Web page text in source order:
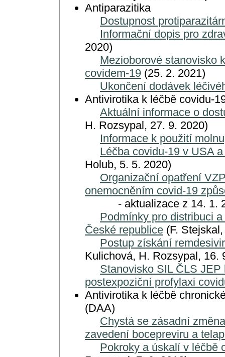
Antiparazitika
Dostupnost
Informační dopis pro
2020)
Mezioborové stanovisko
covidem-19 (25. 2. 2021)
Ukončení dodávek
Antivirotika k léčbě covidu-
Aktuální informace o
H. Rozsypal, 27. 9. 2020)
Informace k použití
Léčba covidu-19 v USA
Holub, 5. 5. 2020)
Organizační opatření
onemocněním covid-19
- aktualizace z 14. 1.
Podmínky pro distribuci
České republice (F.
Postup získání
Kulichová, H. Rozsypal, 16.
Stanovisko SIL ČLS
postexpoziční profylaxi
Antivirotika k léčbě
(DAA)
Chystá se zásadní
zavedení bocepreviru a
Pokroky a úskalí v léčbě